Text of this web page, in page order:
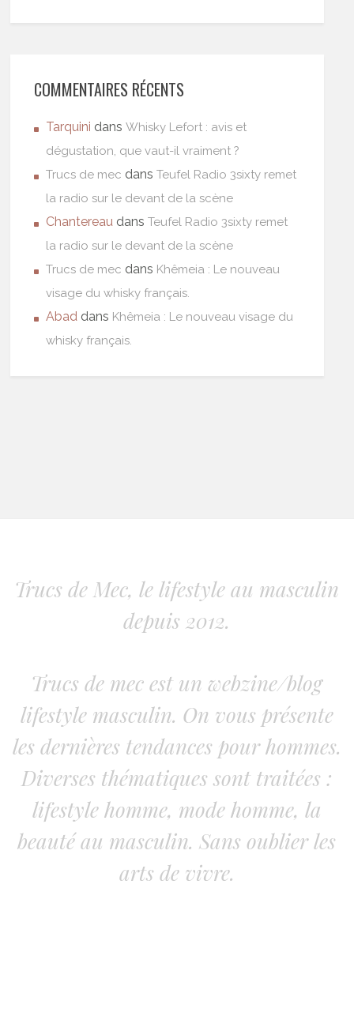
COMMENTAIRES RÉCENTS
Tarquini dansWhisky Lefort : avis et
dégustation, que vaut-il vraiment ?
Trucs de mec dansTeufel Radio 3sixty remet
la radio sur le devant de la scène
Chantereau dansTeufel Radio 3sixty remet
la radio sur le devant de la scène
Trucs de mec dans Khêmeia : Le nouveau
visage du whisky français.
Abad dans Khêmeia : Le nouveau visage du
whisky français.
Trucs de Mec, le lifestyle au masculin
depuis 2012.
Trucs de mec est un webzine/blog
lifestyle masculin. On vous présente
les dernières tendances pour hommes.
Diverses thématiques sont traitées :
lifestyle homme, mode homme, la
beauté au masculin. Sans oublier les
arts de vivre.